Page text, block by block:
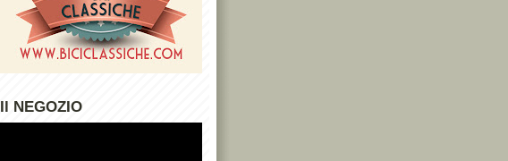
Il NEGOZIO